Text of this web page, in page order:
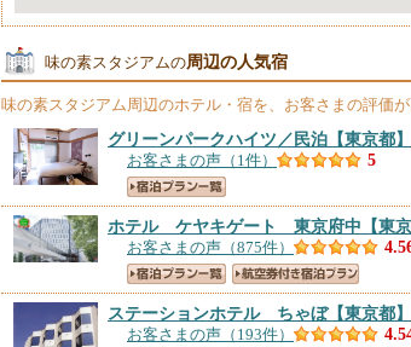
味の素スタジアムの周辺の人気宿
味の素スタジアム周辺のホテル・宿を、お客さまの評価
グリーンパークハイツ／民泊 【東京都】
お客さまの声（1件） 5
ホテル ケヤキゲート 東京府中 【東
お客さまの声（875件）
ステーションホテル ちゃぼ【東京都】
お客さまの声（193件）